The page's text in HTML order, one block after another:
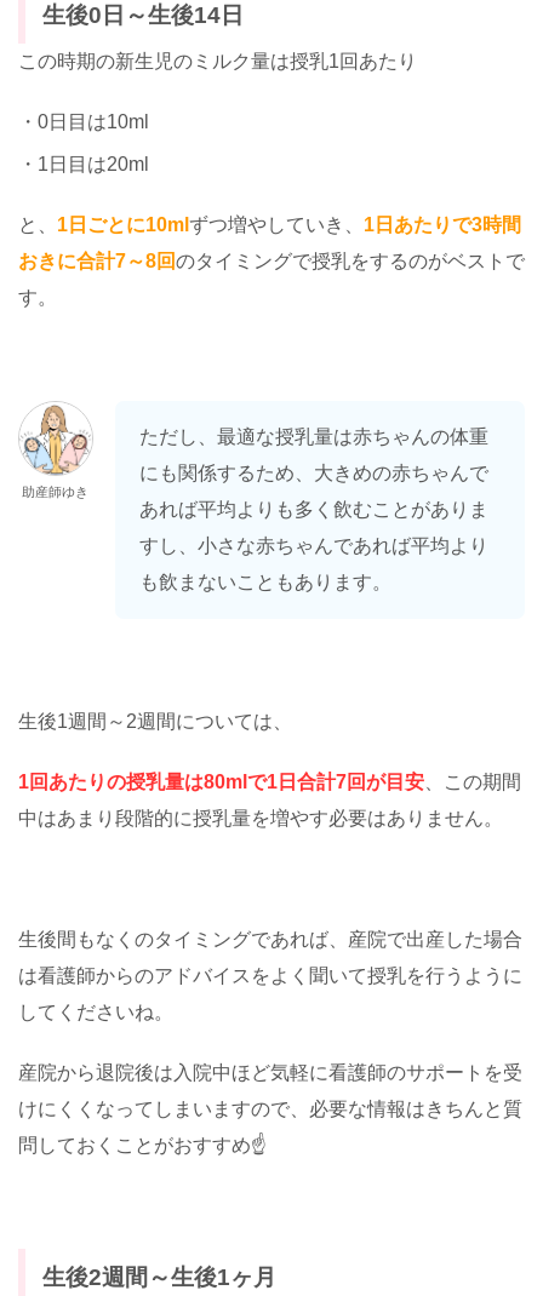
生後0日～生後14日
この時期の新生児のミルク量は授乳1回あたり
・0日目は10ml
・1日目は20ml
と、 1日ごとに10ml ずつ増やしていき、 1日あたりで3時間
おきに合計7～8回のタイミングで授乳をするのがベストで
す。
助産師ゆき
ただし、最適な授乳量は赤ちゃんの体重
にも関係するため、大きめの赤ちゃんで
あれば平均よりも多く飲むことがありま
すし、小さな赤ちゃんであれば平均より
も飲まないこともあります。
生後1週間～2週間については、
1回あたりの授乳量は80mlで1日合計7回が目安 、この期間
中はあまり段階的に授乳量を増やす必要はありません。
生後間もなくのタイミングであれば、産院で出産した場合
は看護師からのアドバイスをよく聞いて授乳を行うように
してくださいね。
産院から退院後は入院中ほど気軽に看護師のサポートを受
けにくくなってしまいますので、必要な情報はきちんと質
問しておくことがおすすめ☝️
生後2週間～生後1ヶ月